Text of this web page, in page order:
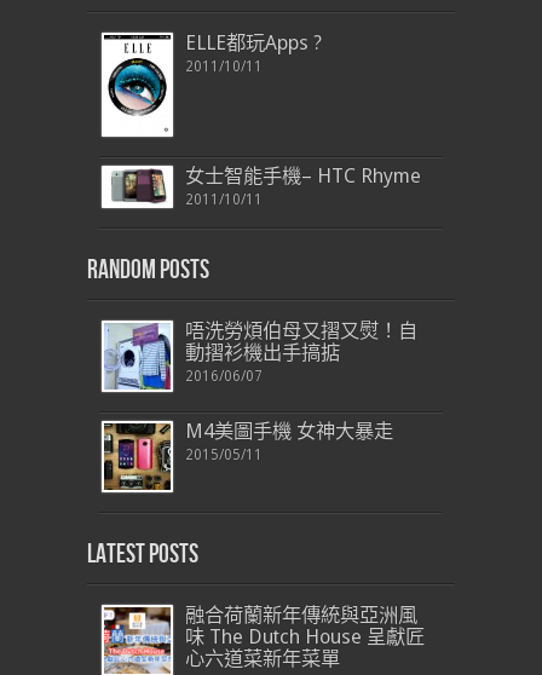
ELLE都玩Apps ?
2011/10/11
女士智能手機– HTC Rhyme
2011/10/11
Random Posts
唔洗勞煩伯母又摺又熨！自
動摺衫機出手搞掂
2016/06/07
M4美圖手機 女神大暴走
2015/05/11
Latest Posts
融合荷蘭新年傳統與亞洲風
味 The Dutch House 呈獻匠
心六道菜新年菜單